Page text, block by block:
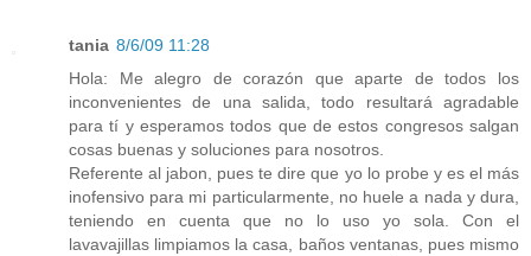
tania 8/6/09 11:28
Hola: Me alegro de corazón que aparte de todos los
inconvenientes de una salida, todo resultará agradable
para tí y esperamos todos que de estos congresos salgan
cosas buenas y soluciones para nosotros.
Referente al jabon, pues te dire que yo lo probe y es el más
inofensivo para mi particularmente, no huele a nada y dura,
teniendo en cuenta que no lo uso yo sola. Con el
lavavajillas limpiamos la casa, baños ventanas, pues mismo